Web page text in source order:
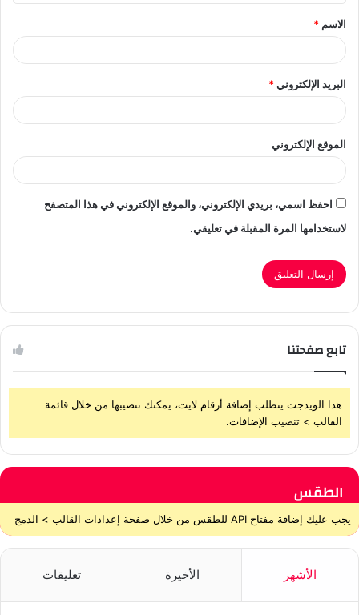
ق
*
الاسم *
البريد الإلكتروني*
الموقع الإلكتروني
احفظ اسمي، بريدي الإلكتروني، والموقع الإلكتروني في هذا المتصفح
لاستخدامها المرة المقبلة في تعليقي.
تابع صفحتنا
هذا الويدجت يتطلب إضافة أرقام لايت، يمكنك تنصيبها من خلال قائمة
القالب > تنصيب الإضافات.
الطقس
يجب عليك إضافة مفتاح API للطقس من خلال صفحة إعدادات القالب > الدمج
الأشهر الأخيرة تعليقات